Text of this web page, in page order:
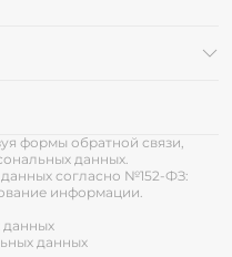
формы обратной связи,
данных.
согласно №152-ФЗ:
информации.
данных
данных